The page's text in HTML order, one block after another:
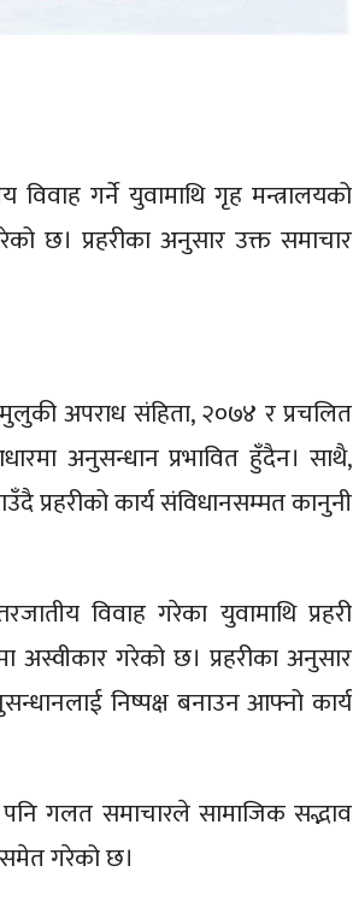
विवाह गर्ने युवामाथि गृह मन्त्रालयको
छ। प्रहरीका अनुसार उक्त समाचार
अपराध संहिता, २०७४ र प्रचलित
अनुसन्धान प्रभावित हुँदैन। साथै,
प्रहरीको कार्य संविधानसम्मत कानुनी
विवाह गरेका युवामाथि प्रहरी
अस्वीकार गरेको छ। प्रहरीका अनुसार
निष्पक्ष बनाउन आफ्नो कार्य
गलत समाचारले सामाजिक सद्भाव
समेत गरेको छ।